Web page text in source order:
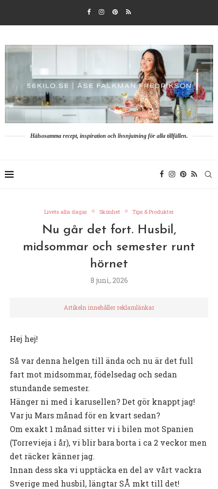
Hälsosamma recept, inspiration och livsnjutning för alla tillfällen.
Livets alla dagar Skönhet Tips & Produkter
Nu går det fort. Husbil,
midsommar och semester runt
hörnet
8 juni, 2026
Artikeln innehåller reklamlänkar
Hej hej!
Så var denna helgen till ända och nu är det full
fart mot midsommar, födelsedag och sedan
stundande semester.
Hänger ni med i karusellen? Det gör knappt jag!
Var ju Mars månad för en kvart sedan?
Om exakt 1 månad sitter vi i bilen mot Spanien
(Torrevieja i år), vi blir bara borta i ca 2 veckor men
det räcker känner jag.
Innan dess ska vi upptäcka en del av vårt vackra
Sverige med husbil, längtar SÅ mkt till det!